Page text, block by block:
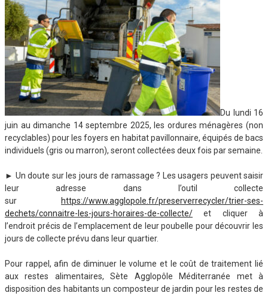
Du lundi 16
juin au dimanche 14 septembre 2025, les ordures ménagères (non
recyclables) pour les foyers en habitat pavillonnaire, équipés de bacs
individuels (gris ou marron), seront collectées deux fois par semaine.
► Un doute sur les jours de ramassage ? Les usagers peuvent saisir
leur adresse dans l’outil collecte
sur
https://www.agglopole.fr/preserverrecycler/trier-ses-
dechets/connaitre-les-jours-horaires-de-collecte/ et cliquer à
l’endroit précis de l’emplacement de leur poubelle pour découvrir les
jours de collecte prévu dans leur quartier.
Pour rappel, afin de diminuer le volume et le coût de traitement lié
aux restes alimentaires, Sète Agglopôle Méditerranée met à
disposition des habitants un composteur de jardin pour les restes de